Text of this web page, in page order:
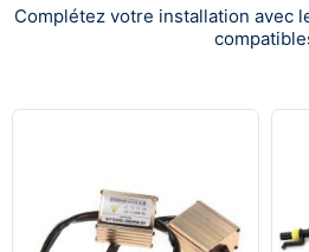
Complétez votre installation avec